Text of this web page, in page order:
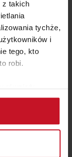
z takich
tychże,
i
tego, kto
robi.
również:
lokalizacji
kilku metrów